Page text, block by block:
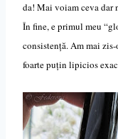
da! Mai voiam ceva dar
În fine, e primul meu
consistență. Am mai
foarte puțin lipicios